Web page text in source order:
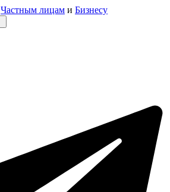
Частным лицам и Бизнесу